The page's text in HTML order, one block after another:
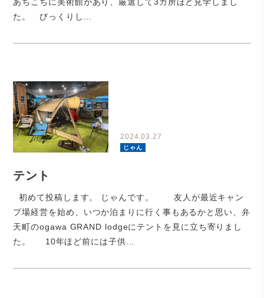
た。 びっくりし…
2024.03.27
じゃん
テント
初めて投稿します。 じゃんです。 友人が最近キャン
プ場経営を始め、いつか泊まりに行く事もあるかと思い、弁
天町のogawa GRAND lodgeにテントを見に立ち寄りまし
た。 10年ほど前には子供…